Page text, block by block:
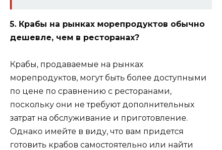
5. Крабы на рынках морепродуктов обычно
дешевле, чем в ресторанах?
Крабы, продаваемые на рынках
морепродуктов, могут быть более доступными
по цене по сравнению с ресторанами,
поскольку они не требуют дополнительных
затрат на обслуживание и приготовление.
Однако имейте в виду, что вам придется
готовить крабов самостоятельно или найти